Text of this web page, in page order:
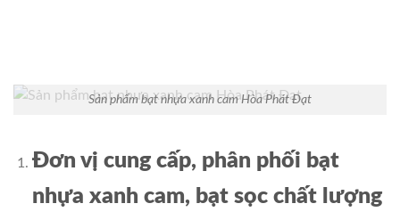
Sản phẩm bạt nhựa xanh cam Hòa Phát Đạt
Đơn vị cung cấp, phân phối bạt
nhựa xanh cam, bạt sọc chất lượng